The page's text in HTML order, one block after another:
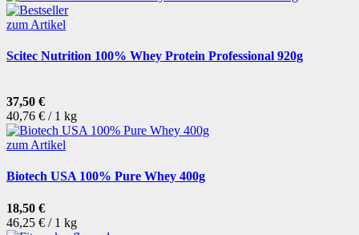
zum Artikel
Scitec Nutrition 100% Whey Protein Professional 920g
37,50 €
40,76 € / 1 kg
zum Artikel
Biotech USA 100% Pure Whey 400g
18,50 €
46,25 € / 1 kg